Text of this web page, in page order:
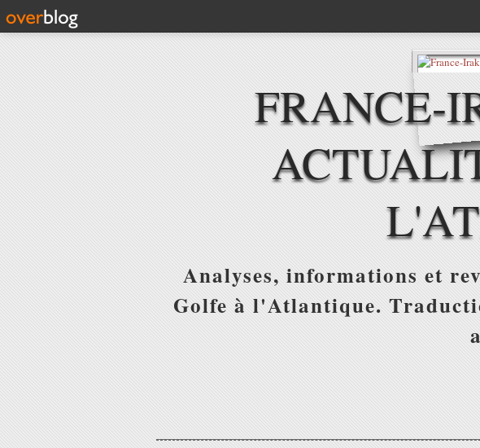
FRANCE-
Analyses, informations et
Golfe à l'Atlantique.